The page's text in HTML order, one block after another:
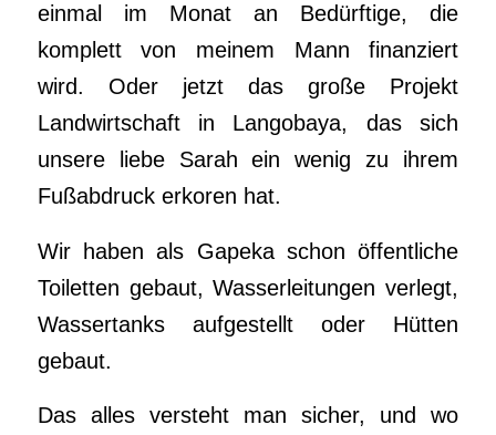
einmal im Monat an Bedürftige, die
komplett von meinem Mann finanziert
wird. Oder jetzt das große Projekt
Landwirtschaft in Langobaya, das sich
unsere liebe Sarah ein wenig zu ihrem
Fußabdruck erkoren hat.
Wir haben als Gapeka schon öffentliche
Toiletten gebaut, Wasserleitungen verlegt,
Wassertanks aufgestellt oder Hütten
gebaut.
Das alles versteht man sicher, und wo